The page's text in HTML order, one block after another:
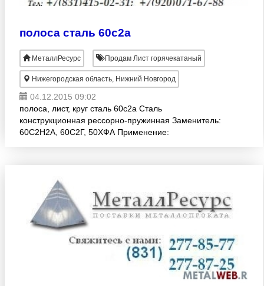
полоса сталь 60с2а
МеталлРесурс Продам Лист горячекатаный
Нижегородская область, Нижний Новгород
04.12.2015 09:02
полоса, лист, круг сталь 60с2а Сталь
конструкционная рессорно-пружинная Заменитель:
60С2Н2А, 60С2Г, 50ХФА Применение: